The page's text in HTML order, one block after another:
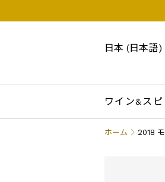
日本 (日本語)
Cart
ワイン&ス
ホーム 2018